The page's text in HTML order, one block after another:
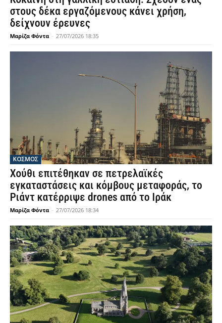
στους δέκα εργαζόμενους κάνει χρήση,
δείχνουν έρευνες
Μαρίζα Φόντα - 27/07/2026 18:35
ΚΟΣΜΟΣ
Χούθι επιτέθηκαν σε πετρελαϊκές
εγκαταστάσεις και κόμβους μεταφοράς, το
Ριάντ κατέρριψε drones από το Ιράκ
Μαρίζα Φόντα - 27/07/2026 18:34